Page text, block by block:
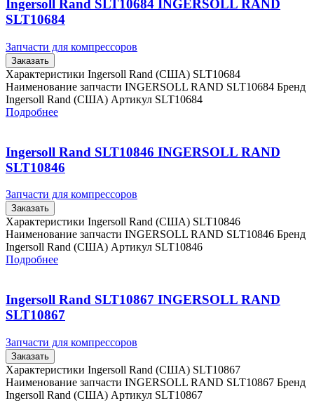
Ingersoll Rand SLT10684 INGERSOLL RAND
SLT10684
Запчасти для компрессоров
Заказать
Характеристики Ingersoll Rand (США) SLT10684
Наименование запчасти INGERSOLL RAND SLT10684 Бренд
Ingersoll Rand (США) Артикул SLT10684
Подробнее
Ingersoll Rand SLT10846 INGERSOLL RAND
SLT10846
Запчасти для компрессоров
Заказать
Характеристики Ingersoll Rand (США) SLT10846
Наименование запчасти INGERSOLL RAND SLT10846 Бренд
Ingersoll Rand (США) Артикул SLT10846
Подробнее
Ingersoll Rand SLT10867 INGERSOLL RAND
SLT10867
Запчасти для компрессоров
Заказать
Характеристики Ingersoll Rand (США) SLT10867
Наименование запчасти INGERSOLL RAND SLT10867 Бренд
Ingersoll Rand (США) Артикул SLT10867